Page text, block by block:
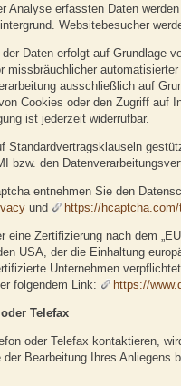
Analyse erfassten Daten
Websitebesucher
Daten erfolgt auf Grundlage
missbräuchlicher
ausschließlich auf
Cookies oder den Zugriff
ist jederzeit widerrufbar.
Standardvertragsklauseln
bzw. den
entnehmen Sie den
und https://
eine Zertifizierung nach dem
USA, der die Einhaltung
Unternehmen
folgendem Link:
https://
Telefax
oder Telefax kontaktieren,
Bearbeitung Ihres